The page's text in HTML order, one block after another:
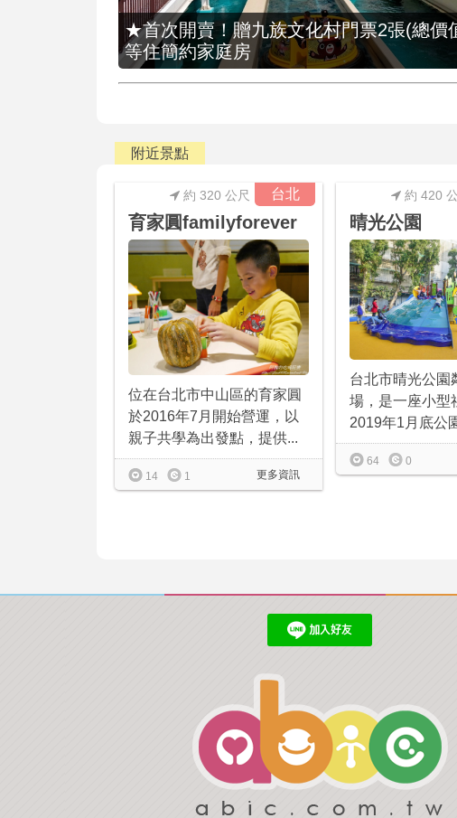
★首次開賣！贈九族文化村門票2張(總價
等住簡約家庭房
附近景點
台北
約 320 公尺
育家圓familyforever
位在台北市中山區的育家圓
於2016年7月開始營運，以
親子共學為出發點，提供...
更多資訊
14 1
約 420
晴光公園
台北市晴光公園
場，是一座小型
2019年1月底公
64 0